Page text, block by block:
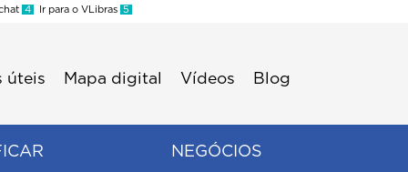
4 Ir para o VLibras 5
úteis Mapa digital Vídeos Blog
NEGÓCIOS